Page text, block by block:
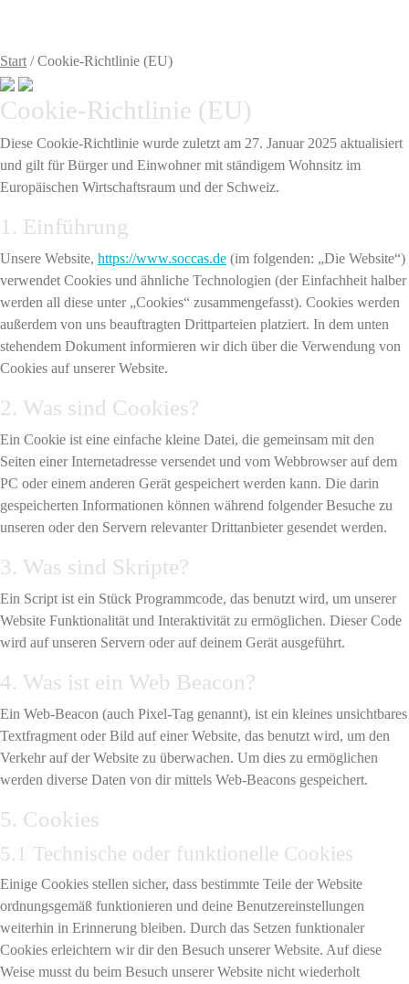
Start /Cookie-Richtlinie (EU)
Cookie-Richtlinie (EU)
Diese Cookie-Richtlinie wurde zuletzt am 27. Januar 2025 aktualisiert
und gilt für Bürger und Einwohner mit ständigem Wohnsitz im
Europäischen Wirtschaftsraum und der Schweiz.
1. Einführung
Unsere Website, https://www.soccas.de (im folgenden: „Die Website“)
verwendet Cookies und ähnliche Technologien (der Einfachheit halber
werden all diese unter „Cookies“ zusammengefasst). Cookies werden
außerdem von uns beauftragten Drittparteien platziert. In dem unten
stehendem Dokument informieren wir dich über die Verwendung von
Cookies auf unserer Website.
2. Was sind Cookies?
Ein Cookie ist eine einfache kleine Datei, die gemeinsam mit den
Seiten einer Internetadresse versendet und vom Webbrowser auf dem
PC oder einem anderen Gerät gespeichert werden kann. Die darin
gespeicherten Informationen können während folgender Besuche zu
unseren oder den Servern relevanter Drittanbieter gesendet werden.
3. Was sind Skripte?
Ein Script ist ein Stück Programmcode, das benutzt wird, um unserer
Website Funktionalität und Interaktivität zu ermöglichen. Dieser Code
wird auf unseren Servern oder auf deinem Gerät ausgeführt.
4. Was ist ein Web Beacon?
Ein Web-Beacon (auch Pixel-Tag genannt), ist ein kleines unsichtbares
Textfragment oder Bild auf einer Website, das benutzt wird, um den
Verkehr auf der Website zu überwachen. Um dies zu ermöglichen
werden diverse Daten von dir mittels Web-Beacons gespeichert.
5. Cookies
5.1 Technische oder funktionelle Cookies
Einige Cookies stellen sicher, dass bestimmte Teile der Website
ordnungsgemäß funktionieren und deine Benutzereinstellungen
weiterhin in Erinnerung bleiben. Durch das Setzen funktionaler
Cookies erleichtern wir dir den Besuch unserer Website. Auf diese
Weise musst du beim Besuch unserer Website nicht wiederholt